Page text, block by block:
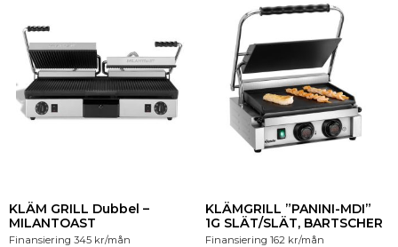
KLÄM GRILL Dubbel –
MILANTOAST
Finansiering 345 kr/mån
KLÄMGRILL ”PANINI-MDI”
1G SLÄT/SLÄT, BARTSCHER
Finansiering 162 kr/mån